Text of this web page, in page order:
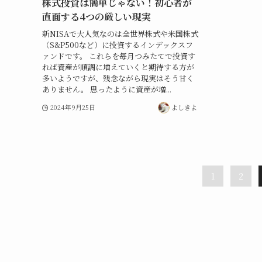
株式投資は簡単じゃない！初心者が
直面する4つの厳しい現実
新NISAで大人気なのは全世界株式や米国株式
（S&P500など）に投資するインデックスフ
ァンドです。 これらを毎月つみたてで投資す
れば資産が順調に増えていくと期待する方が
多いようですが、残念ながら現実はそう甘く
ありません。 思ったように資産が増...
2024年9月25日 よしきよ
1 2